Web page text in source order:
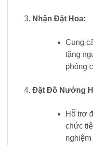
Nhận Đặt Hoa:
Cung
tặng
phòng
Đặt Đồ Nướng
Hỗ trợ
chức
nghiệm